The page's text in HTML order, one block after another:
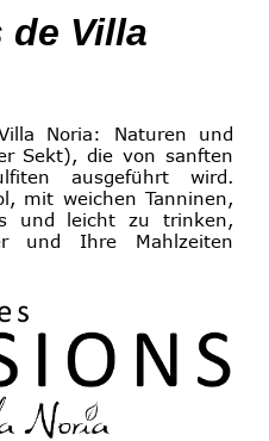
Villa
Noria: Naturen und
Sekt), die von sanften
ausgeführt wird.
mit weichen Tanninen,
und leicht zu trinken,
und Ihre Mahlzeiten